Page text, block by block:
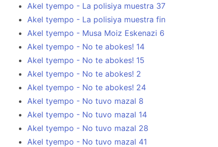
Akel tyempo - La polisiya muestra 37
Akel tyempo - La polisiya muestra fin
Akel tyempo - Musa Moiz Eskenazi 6
Akel tyempo - No te abokes! 14
Akel tyempo - No te abokes! 15
Akel tyempo - No te abokes! 2
Akel tyempo - No te abokes! 24
Akel tyempo - No tuvo mazal 8
Akel tyempo - No tuvo mazal 14
Akel tyempo - No tuvo mazal 28
Akel tyempo - No tuvo mazal 41